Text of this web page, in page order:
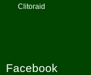
Clitoraid
Facebook